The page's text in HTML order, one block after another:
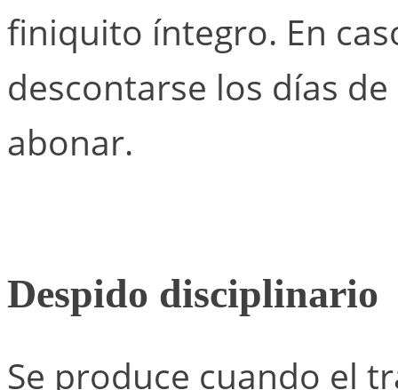
finiquito íntegro. En
descontarse los días
abonar.
Despido disciplinario
Se produce cuando el